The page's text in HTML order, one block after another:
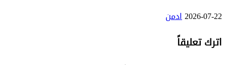
2026-07-22ادمن
اترك تعليقاً